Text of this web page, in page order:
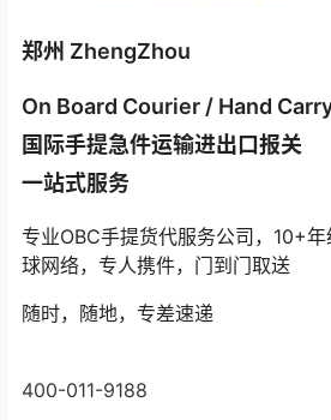
郑州 ZhengZhou
On Board Courier / Hand
国际手提急件运输进出口报关
一站式服务
专业OBC手提货代服务公司，10+
球网络，专人携件，门到门取送
随时，随地，专差速递
400-011-9188